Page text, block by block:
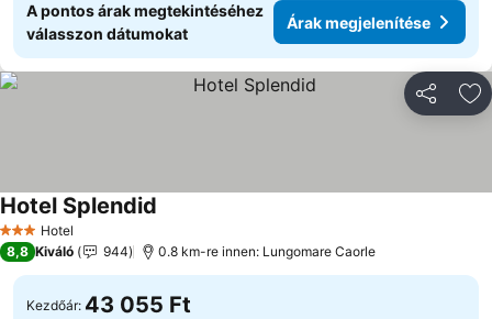
A pontos árak megtekintéséhez
válasszon dátumokat
Árak megjelenítése
3 Kategória
Hotel
Hotel Splendid
8,8 Kiváló 944 0.8 km-re innen: Lungomare Caorle
Kezdőár: 43 055 Ft